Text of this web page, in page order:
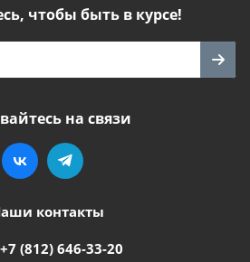
чтобы быть в курсе!
на связи
контакты
+7 (812) 646-33-20